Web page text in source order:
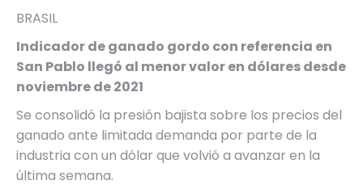
BRASIL
Indicador de ganado gordo con referencia en
San Pablo llegó al menor valor en dólares desde
noviembre de 2021
Se consolidó la presión bajista sobre los precios del
ganado ante limitada demanda por parte de la
industria con un dólar que volvió a avanzar en la
última semana.